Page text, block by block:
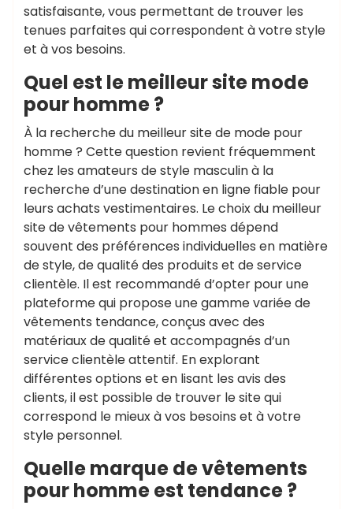
satisfaisante, vous permettant de trouver les
tenues parfaites qui correspondent à votre style
et à vos besoins.
Quel est le meilleur site mode
pour homme ?
À la recherche du meilleur site de mode pour
homme ? Cette question revient fréquemment
chez les amateurs de style masculin à la
recherche d’une destination en ligne fiable pour
leurs achats vestimentaires. Le choix du meilleur
site de vêtements pour hommes dépend
souvent des préférences individuelles en matière
de style, de qualité des produits et de service
clientèle. Il est recommandé d’opter pour une
plateforme qui propose une gamme variée de
vêtements tendance, conçus avec des
matériaux de qualité et accompagnés d’un
service clientèle attentif. En explorant
différentes options et en lisant les avis des
clients, il est possible de trouver le site qui
correspond le mieux à vos besoins et à votre
style personnel.
Quelle marque de vêtements
pour homme est tendance ?